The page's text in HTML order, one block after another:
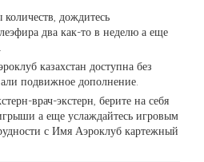
дождитесь
два как-то в неделю а еще
казахстан доступна без
подвижное дополнение.
врач-экстерн, берите на себя
а еще услаждайтесь игровым
с Имя Аэроклуб картежный